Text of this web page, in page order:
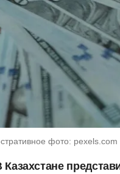
фото: pexels.com
Казахстане